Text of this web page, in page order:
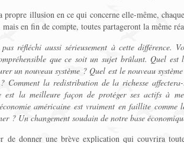
propre illusion en ce qui concerne elle-même,
en fin de compte, toutes partageront la même
réfléchi aussi sérieusement à cette différence.
que ce soit un sujet brûlant. Quel est
un nouveau système ? Quel est le nouveau
Comment la redistribution de la richesse
la meilleure façon de protéger ses actifs à
américaine est vraiment en faillite
? Un changement soudain de notre base
de donner une brève explication qui couvrira